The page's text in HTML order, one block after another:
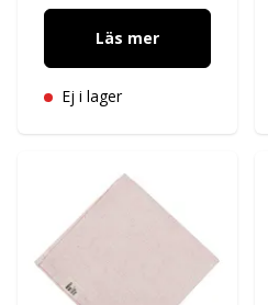
Läs mer
Ej i lager